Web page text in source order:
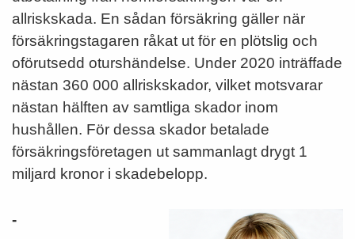
allriskskada. En sådan försäkring gäller när
försäkringstagaren råkat ut för en plötslig och
oförutsedd oturshändelse. Under 2020 inträffade
nästan 360 000 allriskskador, vilket motsvarar
nästan hälften av samtliga skador inom
hushållen. För dessa skador betalade
försäkringsföretagen ut sammanlagt drygt 1
miljard kronor i skadebelopp.
-